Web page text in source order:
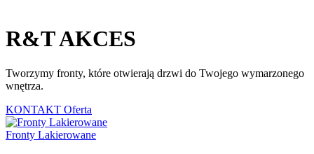
R&T AKCES
Tworzymy fronty, które otwierają drzwi do Twojego wymarzonego
wnętrza.
KONTAKT Oferta
Fronty Lakierowane